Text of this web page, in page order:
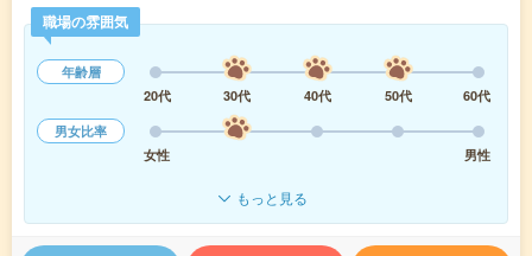
職場の雰囲気
年齢層
20代
30代 40代 50代
60代
男女比率
女性
男性
もっと見る